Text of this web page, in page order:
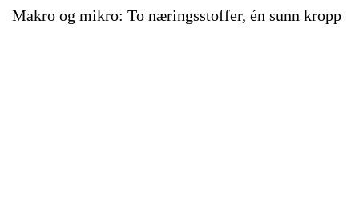
Makro og mikro: To næringsstoffer, én sunn kropp